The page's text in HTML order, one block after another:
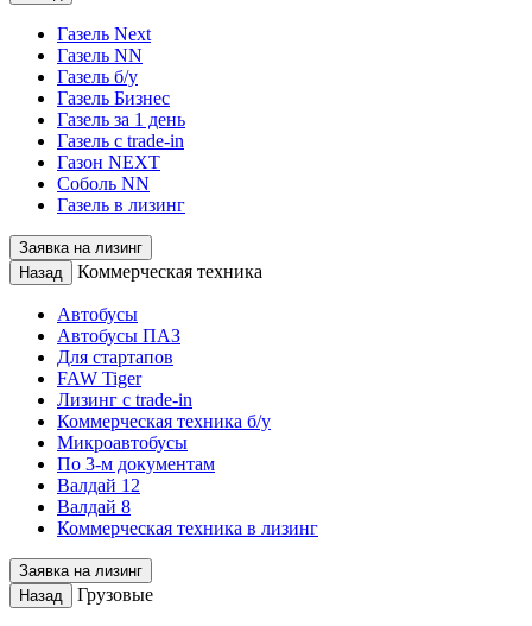
Газель Next
Газель NN
Газель б/у
Газель Бизнес
Газель за 1 день
Газель с trade-in
Газон NEXT
Соболь NN
Газель в лизинг
Заявка на лизинг
Назад
Коммерческая техника
Автобусы
Автобусы ПАЗ
Для стартапов
FAW Tiger
Лизинг с trade-in
Коммерческая техника б/у
Микроавтобусы
По 3-м документам
Валдай 12
Валдай 8
Коммерческая техника в лизинг
Заявка на лизинг
Назад
Грузовые